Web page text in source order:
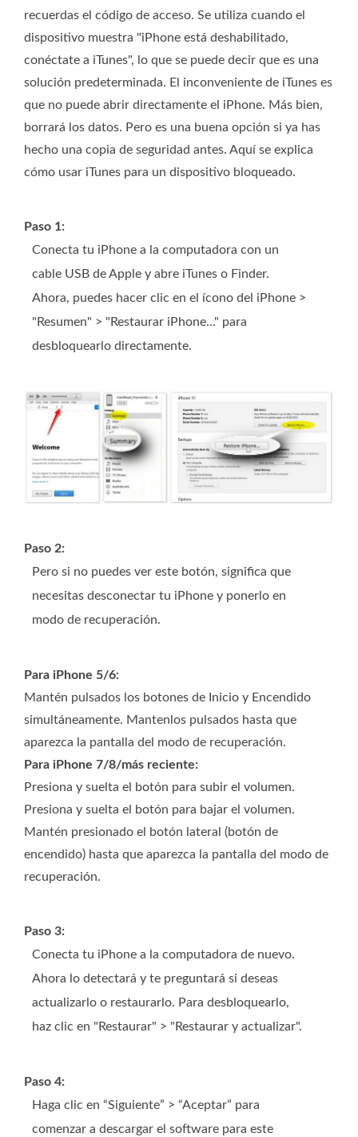
recuerdas el código de acceso. Se utiliza cuando el
dispositivo muestra "iPhone está deshabilitado,
conéctate a iTunes", lo que se puede decir que es una
solución predeterminada. El inconveniente de iTunes es
que no puede abrir directamente el iPhone. Más bien,
borrará los datos. Pero es una buena opción si ya has
hecho una copia de seguridad antes. Aquí se explica
cómo usar iTunes para un dispositivo bloqueado.
Paso 1:
Conecta tu iPhone a la computadora con un
cable USB de Apple y abre iTunes o Finder.
Ahora, puedes hacer clic en el ícono del iPhone >
"Resumen" > "Restaurar iPhone..." para
desbloquearlo directamente.
Paso 2:
Pero si no puedes ver este botón, significa que
necesitas desconectar tu iPhone y ponerlo en
modo de recuperación.
Para iPhone 5/6:
Mantén pulsados ​​los botones de Inicio y Encendido
simultáneamente. Mantenlos pulsados ​​hasta que
aparezca la pantalla del modo de recuperación.
Para iPhone 7/8/más reciente:
Presiona y suelta el botón para subir el volumen.
Presiona y suelta el botón para bajar el volumen.
Mantén presionado el botón lateral (botón de
encendido) hasta que aparezca la pantalla del modo de
recuperación.
Paso 3:
Conecta tu iPhone a la computadora de nuevo.
Ahora lo detectará y te preguntará si deseas
actualizarlo o restaurarlo. Para desbloquearlo,
haz clic en "Restaurar" > "Restaurar y actualizar".
Paso 4:
Haga clic en “Siguiente” > “Aceptar” para
comenzar a descargar el software para este